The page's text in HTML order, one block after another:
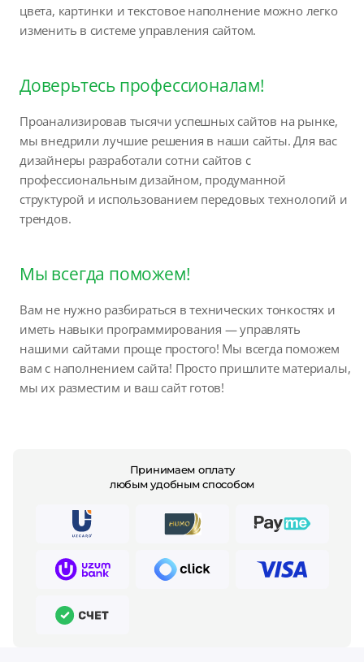
цвета, картинки и текстовое наполнение можно легко
изменить в системе управления сайтом.
Доверьтесь профессионалам!
Проанализировав тысячи успешных сайтов на рынке,
мы внедрили лучшие решения в наши сайты. Для вас
дизайнеры разработали сотни сайтов с
профессиональным дизайном, продуманной
структурой и использованием передовых технологий и
трендов.
Мы всегда поможем!
Вам не нужно разбираться в технических тонкостях и
иметь навыки программирования — управлять
нашими сайтами проще простого! Мы всегда поможем
вам с наполнением сайта! Просто пришлите материалы,
мы их разместим и ваш сайт готов!
Принимаем оплату
любым удобным способом